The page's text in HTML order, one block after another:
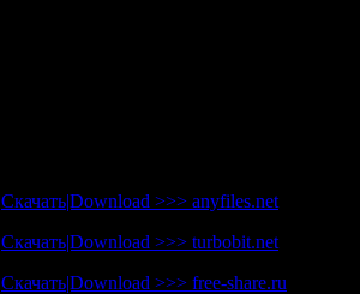
Скачать|Download >>> anyfiles.net
Скачать|Download >>> turbobit.net
Скачать|Download >>> free-share.ru